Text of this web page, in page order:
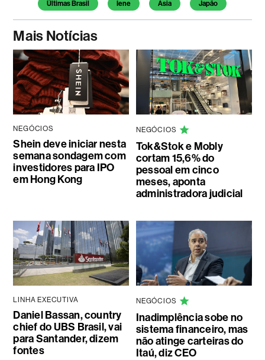
Últimas Brasil Iene Asia Japão
Mais Notícias
NEGÓCIOS
Shein deve iniciar nesta
semana sondagem com
investidores para IPO
em Hong Kong
NEGÓCIOS
Tok&Stok e Mobly
cortam 15,6% do
pessoal em cinco
meses, aponta
administradora judicial
LINHA EXECUTIVA
Daniel Bassan, country
chief do UBS Brasil, vai
para Santander, dizem
fontes
NEGÓCIOS
Inadimplência sobe no
sistema financeiro, mas
não atinge carteiras do
Itaú, diz CEO